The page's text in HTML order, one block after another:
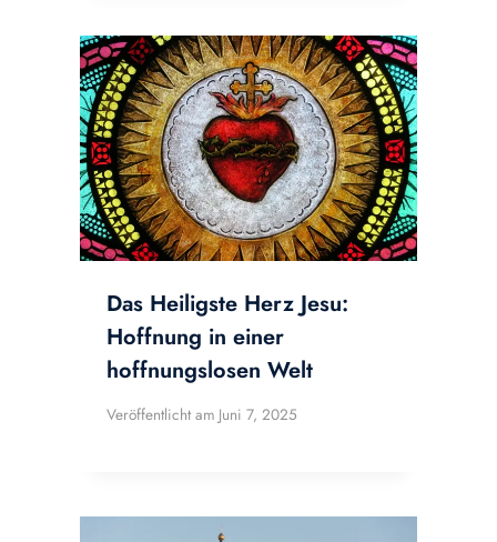
Das Heiligste Herz Jesu:
Hoffnung in einer
hoffnungslosen Welt
Veröffentlicht am Juni 7, 2025